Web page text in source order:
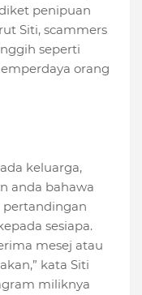
penipuan
Siti, scammers
seperti
orang
keluarga,
anda bahawa
pertandingan
sesiapa.
mesej atau
kata Siti
miliknya